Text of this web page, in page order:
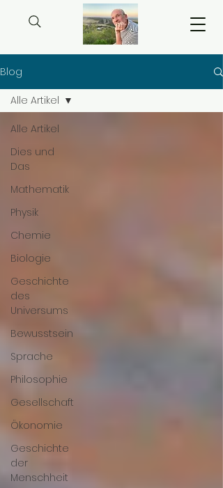
Blog
Alle Artikel
Dies und
Das
Mathematik
Physik
Chemie
Biologie
Geschichte
des
Universums
Bewusstsein
Sprache
Philosophie
Gesellschaft
Ökonomie
Geschichte
der
Menschheit
Alle Artikel